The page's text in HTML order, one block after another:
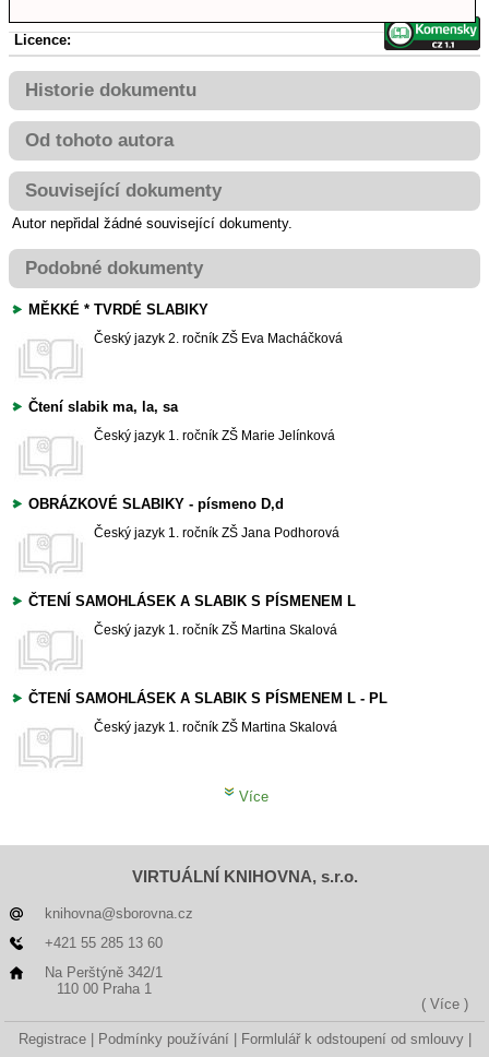
Licence:
Historie dokumentu
Od tohoto autora
Související dokumenty
Autor nepřidal žádné související dokumenty.
Podobné dokumenty
MĚKKÉ * TVRDÉ SLABIKY
Český jazyk 2. ročník ZŠ Eva Macháčková
Čtení slabik ma, la, sa
Český jazyk 1. ročník ZŠ Marie Jelínková
OBRÁZKOVÉ SLABIKY - písmeno D,d
Český jazyk 1. ročník ZŠ Jana Podhorová
ČTENÍ SAMOHLÁSEK A SLABIK S PÍSMENEM L
Český jazyk 1. ročník ZŠ Martina Skalová
ČTENÍ SAMOHLÁSEK A SLABIK S PÍSMENEM L - PL
Český jazyk 1. ročník ZŠ Martina Skalová
Více
VIRTUÁLNÍ KNIHOVNA, s.r.o.
knihovna@sborovna.cz
+421 55 285 13 60
Na Perštýně 342/1
110 00 Praha 1
( Více )
Registrace Podmínky používání
Formlulář k odstoupení od smlouvy